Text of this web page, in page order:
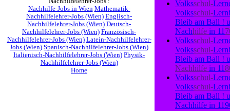
Nachhilfe-Jobs in Wien Mathematik-
Nachhilfelehrer-Jobs (Wien) Englisch-
Nachhilfelehrer-Jobs (Wien) Deutsch-
Nachhilfelehrer-Jobs (Wien) Französisch-
Nachhilfelehrer-Jobs (Wien) Latein-Nachhilfelehrer-
Jobs (Wien) Spanisch-Nachhilfelehrer-Jobs (Wien)
Italienisch-Nachhilfelehrer-Jobs (Wien) Physik-
Nachhilfelehrer-Jobs (Wien)
Home
Volksschul-
Volksschul-
Bleib am Ball !
Nachhilfe in 11
Volksschul-
Volksschul-
Bleib am Ball !
Nachhilfe in 11
Volksschul-
Volksschul-
Bleib am Ball !
Nachhilfe in 11